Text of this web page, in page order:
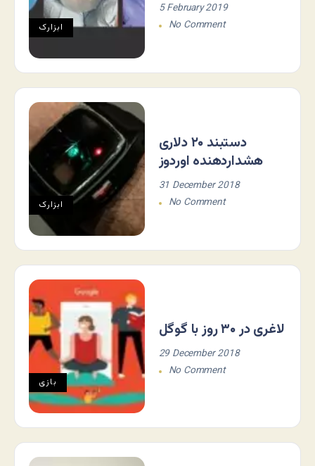
ابزارک
5 February 2019
No Comment
ابزارک
دستبند ۲۰ دلاری
هشداردهنده اوردوز
31 December 2018
No Comment
بازی
لاغری در ۳۰ روز با گوگل
29 December 2018
No Comment